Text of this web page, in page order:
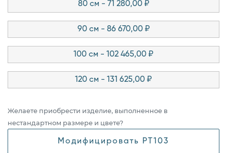
80 см - 71 280,00 ₽
90 см - 86 670,00 ₽
100 см - 102 465,00 ₽
120 см - 131 625,00 ₽
Желаете приобрести изделие, выполненное в
нестандартном размере и цвете?
Модифицировать PT103